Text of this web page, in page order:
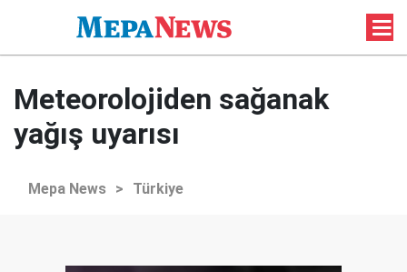
Meteorolojiden sağanak
yağış uyarısı
Mepa News > Türkiye